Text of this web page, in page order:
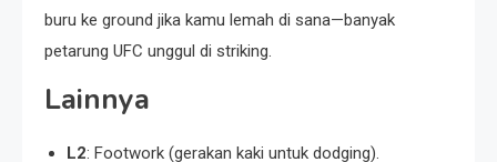
buru ke ground jika kamu lemah di sana—banyak
petarung UFC unggul di striking.
Lainnya
L2: Footwork (gerakan kaki untuk dodging).